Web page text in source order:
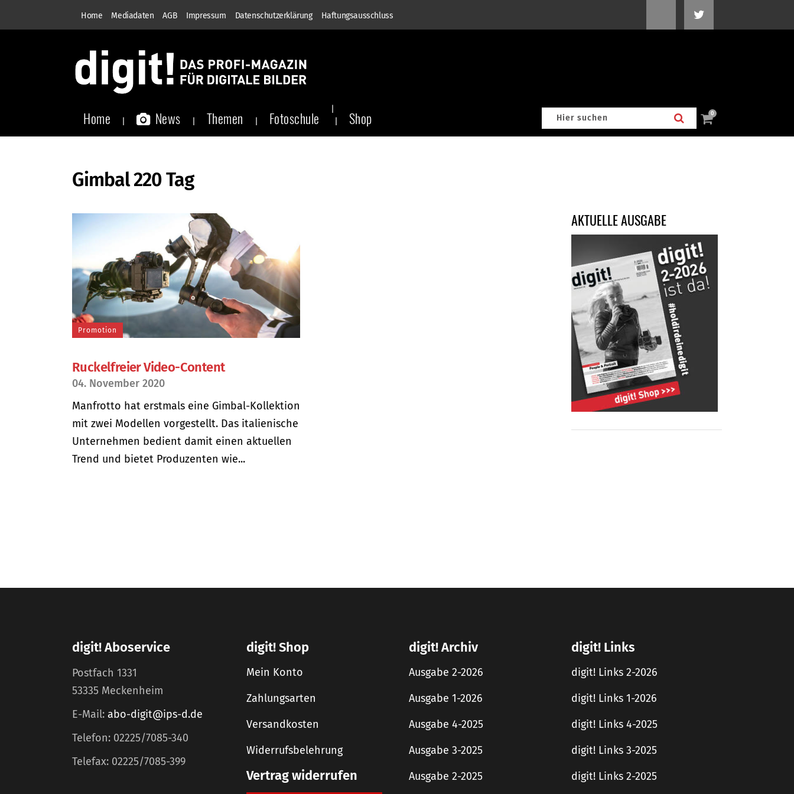
Home Mediadaten AGB Impressum Datenschutzerklärung Haftungsausschluss
Home News Themen Fotoschule Shop 0
Gimbal 220 Tag
Promotion
Ruckelfreier Video-Content
04. November 2020
Manfrotto hat erstmals eine Gimbal-Kollektion
mit zwei Modellen vorgestellt. Das italienische
Unternehmen bedient damit einen aktuellen
Trend und bietet Produzenten wie...
AKTUELLE AUSGABE
digit! Aboservice
Postfach 1331
53335 Meckenheim
E-Mail: abo-digit@ips-d.de
Telefon: 02225/7085-340
Telefax: 02225/7085-399
digit! Shop
Mein Konto
Zahlungsarten
Versandkosten
Widerrufsbelehrung
Vertrag widerrufen
digit! Archiv
Ausgabe 2-2026
Ausgabe 1-2026
Ausgabe 4-2025
Ausgabe 3-2025
Ausgabe 2-2025
digit! Links
digit! Links 2-2026
digit! Links 1-2026
digit! Links 4-2025
digit! Links 3-2025
digit! Links 2-2025